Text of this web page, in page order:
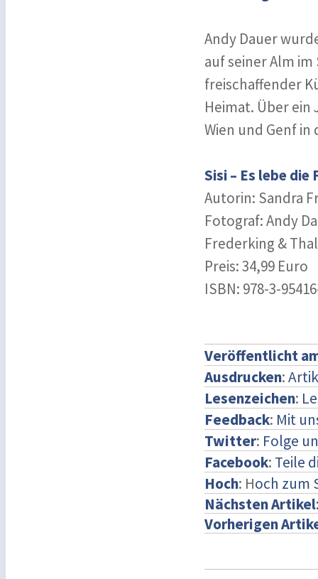
Andy Dauer
auf seiner Alm
freischaffender
Heimat. Über ein
Wien und Genf
Sisi – Es lebe die
Autorin: Sandra
Fotograf: Andy
Frederking &
Preis: 34,99 Euro
ISBN: 978-3-
Veröffentlicht
Ausdrucken:
Lesenzeichen:
Feedback: Mit
Twitter: Folge
Facebook: Teile
Hoch: Hoch zum
Nächsten Artikel
Vorherigen